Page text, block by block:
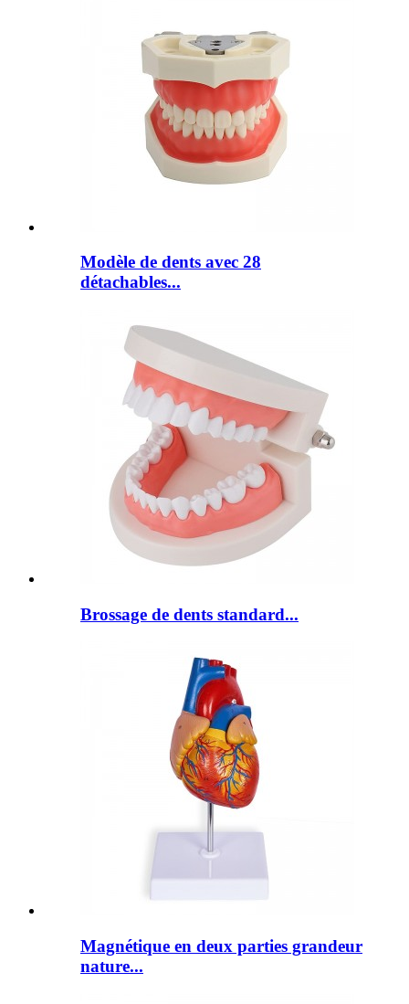
Modèle de dents avec 28
détachables...
Brossage de dents standard...
Magnétique en deux parties grandeur
nature...